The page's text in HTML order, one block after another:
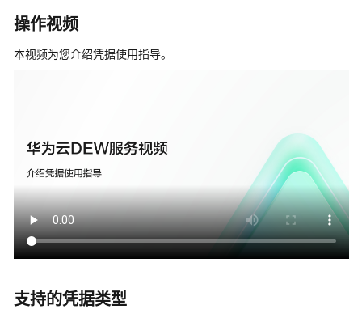
理
密
凭
管
理
凭
管
理
操作视频
本视频为您介绍凭据使用指导。
支持的凭据类型